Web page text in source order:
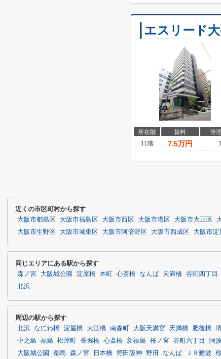
エスリード
所在階 賃料
管
11階
7.5万円
近くの市区町村から探す
大阪市都島区 大阪市福島区 大阪市西区 大阪市港区 大阪市大正区
大阪市生野区
大阪市城東区 大阪市阿倍野区 大阪市西成区 大阪市淀
同じエリアにある駅から探す
森ノ宮 大阪城公園 淀屋橋 本町 心斎橋 なんば 天満橋 谷町四丁目
北浜
周辺の駅から探す
北浜 なにわ橋 淀屋橋 大江橋 南森町 大阪天満宮 天満橋 肥後橋
中之島
福島 松屋町 長堀橋 心斎橋 新福島 桜ノ宮 谷町六丁目
阿
大阪城公園
都島 森ノ宮 日本橋 野田阪神 野田 なんば ＪＲ難波